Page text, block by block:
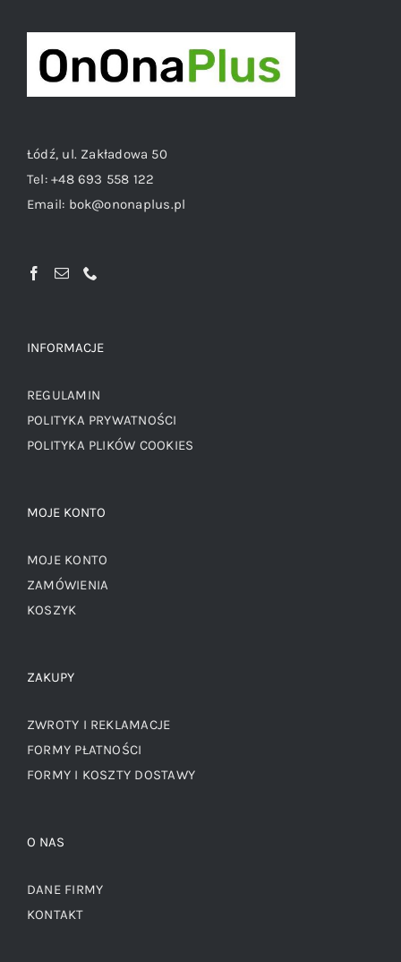
Łódź, ul. Zakładowa 50
Tel:+48 693 558 122
Email: bok@ononaplus.pl
INFORMACJE
REGULAMIN
POLITYKA PRYWATNOŚCI
POLITYKA PLIKÓW COOKIES
MOJE KONTO
MOJE KONTO
ZAMÓWIENIA
KOSZYK
ZAKUPY
ZWROTY I REKLAMACJE
FORMY PŁATNOŚCI
FORMY I KOSZTY DOSTAWY
O NAS
DANE FIRMY
KONTAKT